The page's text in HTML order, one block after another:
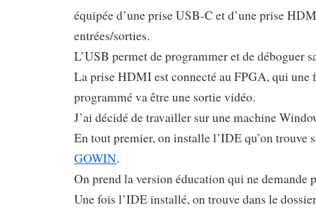
équipée d’une prise USB-C et d’une prise
entrées/sorties.
L’USB permet de programmer et de déboguer
La prise HDMI est connecté au FPGA, qui une
programmé va être une sortie vidéo.
J’ai décidé de travailler sur une machine
En tout premier, on installe l’IDE qu’on trouve
GOWIN.
On prend la version éducation qui ne demande
Une fois l’IDE installé, on trouve dans le